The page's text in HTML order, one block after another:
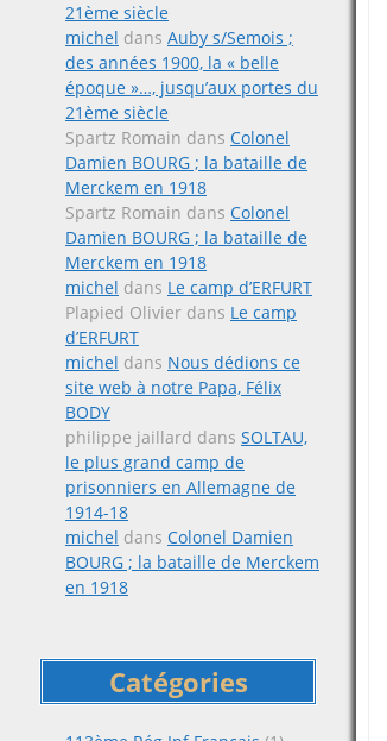
21ème siècle
michel dans Auby s/Semois ;
des années 1900, la « belle
époque »…, jusqu’aux portes du
21ème siècle
Spartz Romain dans Colonel
Damien BOURG ; la bataille de
Merckem en 1918
Spartz Romain dans Colonel
Damien BOURG ; la bataille de
Merckem en 1918
michel dans Le camp d’ERFURT
Plapied Olivier dans Le camp
d’ERFURT
michel dans Nous dédions ce
site web à notre Papa, Félix
BODY
philippe jaillard dans SOLTAU,
le plus grand camp de
prisonniers en Allemagne de
1914-18
michel dans Colonel Damien
BOURG ; la bataille de Merckem
en 1918
Catégories